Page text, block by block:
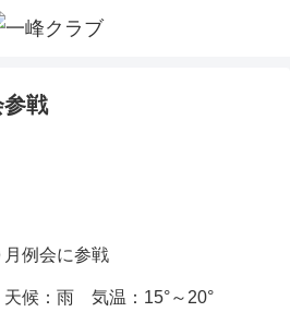
戦
例会に参戦
候：雨 気温：15°～20°